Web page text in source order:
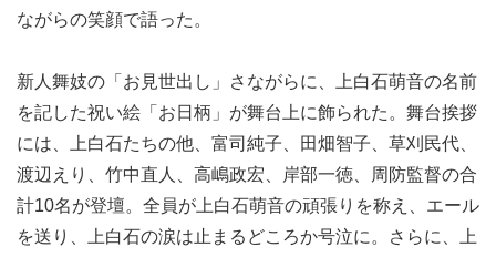
ながらの笑顔で語った。
新人舞妓の「お見世出し」さながらに、上白石萌音の名前
を記した祝い絵「お日柄」が舞台上に飾られた。舞台挨拶
には、上白石たちの他、富司純子、田畑智子、草刈民代、
渡辺えり、竹中直人、高嶋政宏、岸部一徳、周防監督の合
計10名が登壇。全員が上白石萌音の頑張りを称え、エール
を送り、上白石の涙は止まるどころか号泣に。さらに、上